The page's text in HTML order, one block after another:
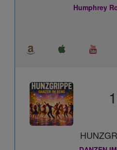
Humphrey